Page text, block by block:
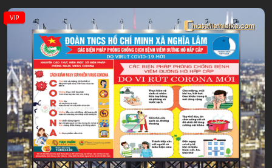
VIP